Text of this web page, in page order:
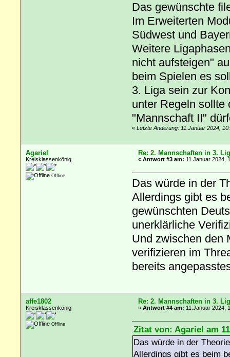
Das gewünschte
Im Erweiterten
Südwest und
Weitere
nicht aufsteigen"
beim Spielen es
3. Liga sein zur
unter Regeln sollte
"Mannschaft II"
« Letzte Änderung: 11.Januar 2024,
Agariel
Kreisklassenkönig
Offline
Re: 2. Mannschaften in 3.
«Antwort #3 am: 11.Januar 2024,
Das würde in der
Allerdings gibt es
gewünschten
unerklärliche
Und zwischen den
verifizieren im
bereits
affe1802
Kreisklassenkönig
Offline
Re: 2. Mannschaften in 3.
«Antwort #4 am: 11.Januar 2024,
Zitat von: Agariel am
Das würde in der
Allerdings gibt es beim